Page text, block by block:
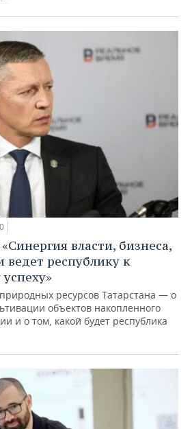
власти, бизнеса,
ведет республику к
ресурсов Татарстана — о
объектов накопленного
и о том, какой будет республика